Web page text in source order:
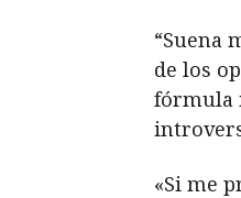
“Suena
de los
fórmula
«Si me